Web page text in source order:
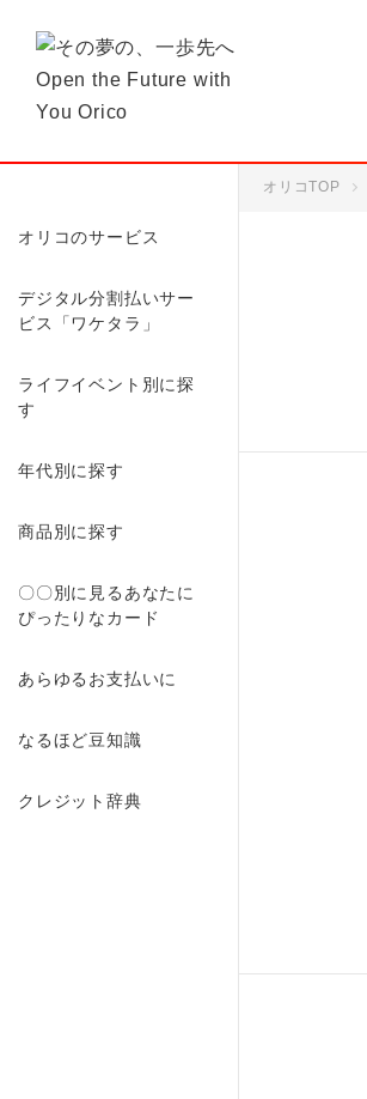
オリコのサービス
デジタル分割払いサー
ビス「ワケタラ」
ライフイベント別に探
す
年代別に探す
商品別に探す
〇〇別に見るあなたに
ぴったりなカード
あらゆるお支払いに
なるほど豆知識
クレジット辞典
オリコTOP